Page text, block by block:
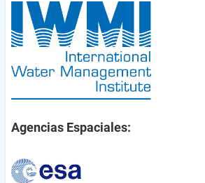
Agencias Espaciales: